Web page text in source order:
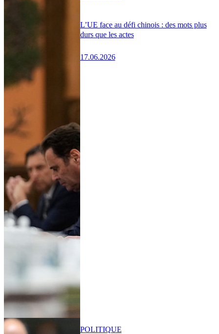
L’UE face au défi chinois : des mots plus
durs que les actes
17.06.2026
POLITIQUE